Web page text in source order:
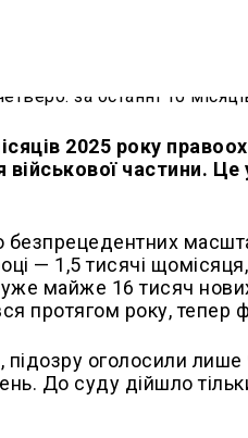
2025 року
частини. Це
безпрецедентних
— 1,5 тисячі
уже майже 16 тисяч
протягом року, тепер
підозру оголосили
До суду дійшло